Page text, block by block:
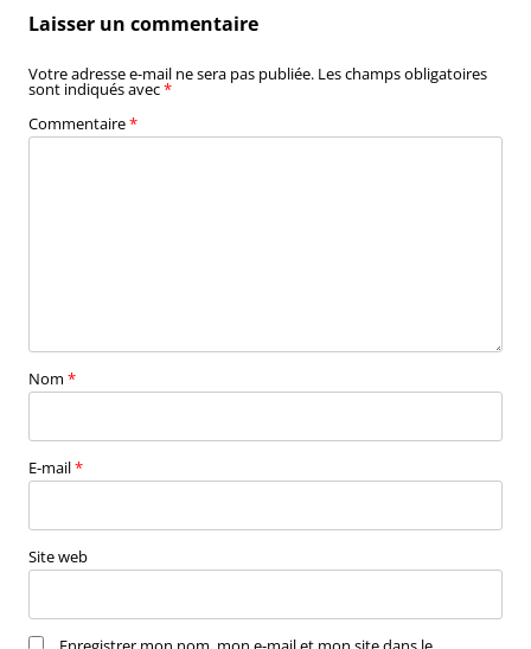
Laisser un commentaire
Votre adresse e-mail ne sera pas publiée. Les champs obligatoires
sont indiqués avec*
Commentaire*
Nom *
E-mail*
Site web